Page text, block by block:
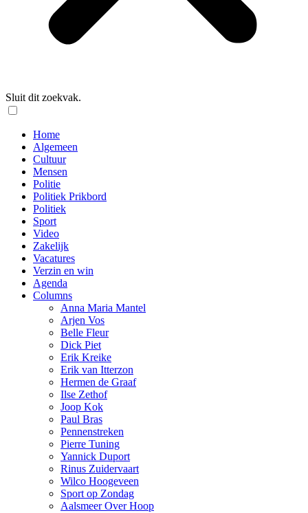
Sluit dit zoekvak.
Home
Algemeen
Cultuur
Mensen
Politie
Politiek Prikbord
Politiek
Sport
Video
Zakelijk
Vacatures
Verzin en win
Agenda
Columns
Anna Maria Mantel
Arjen Vos
Belle Fleur
Dick Piet
Erik Kreike
Erik van Itterzon
Hermen de Graaf
Ilse Zethof
Joop Kok
Paul Bras
Pennenstreken
Pierre Tuning
Yannick Duport
Rinus Zuidervaart
Wilco Hoogeveen
Sport op Zondag
Aalsmeer Over Hoop